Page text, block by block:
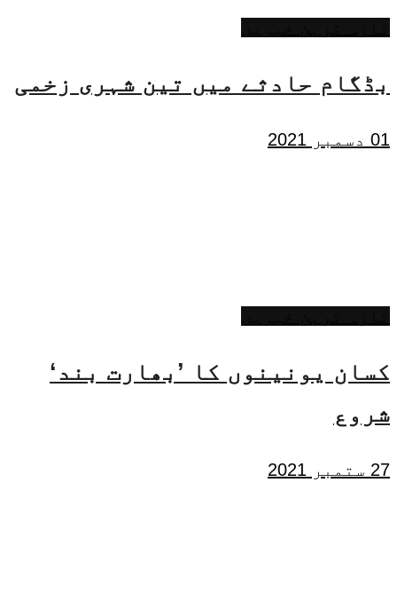
بڈگام حادثے میں تین شہری زخمی
01 دسمبر 2021
کسان یونینوں کا ’بھارت بند‘
شروع
27 ستمبر 2021